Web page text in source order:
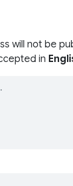
will not be
in